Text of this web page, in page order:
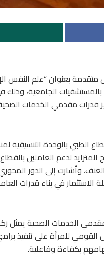
بعنوان “علم النفس
الجامعية، وذلك
قدرات مقدمي الخدمات
الطبي بالوحدة التنسيقية
المتزايد لدعم العاملين
العنف. وأشارت إلى الدور
في بناء قدرات
الخدمات الصحية يمثل
للمرأة على تنفيذ
بكفاءة وفاعلية.